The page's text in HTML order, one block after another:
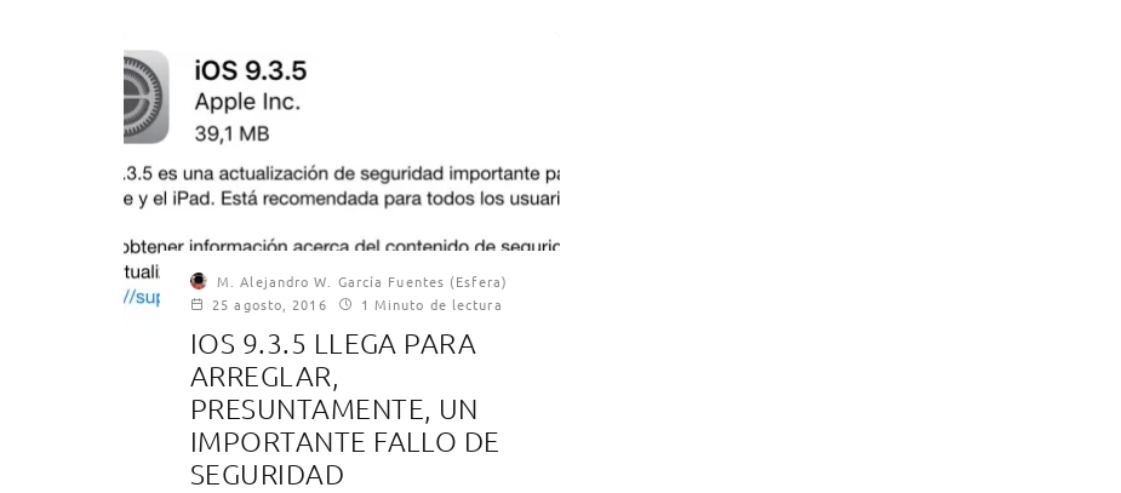
M. Alejandro W. García Fuentes (Esfera)
25 agosto, 2016
1 Minuto de lectura
IOS 9.3.5 LLEGA PARA
ARREGLAR,
PRESUNTAMENTE, UN
IMPORTANTE FALLO DE
SEGURIDAD